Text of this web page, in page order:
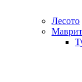
Лесото